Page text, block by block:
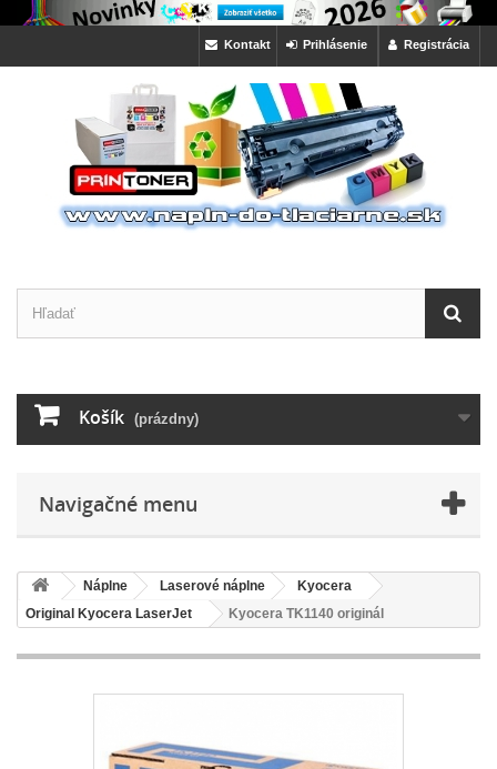
Registrácia
Prihlásenie
Kontakt
Košík (prázdny)
Navigačné menu
Náplne Laserové náplne
Kyocera
Original Kyocera LaserJet
Kyocera TK1140 originál